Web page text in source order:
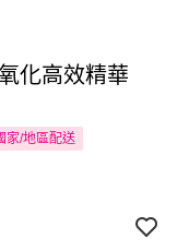
化高效精華
家/地區配送